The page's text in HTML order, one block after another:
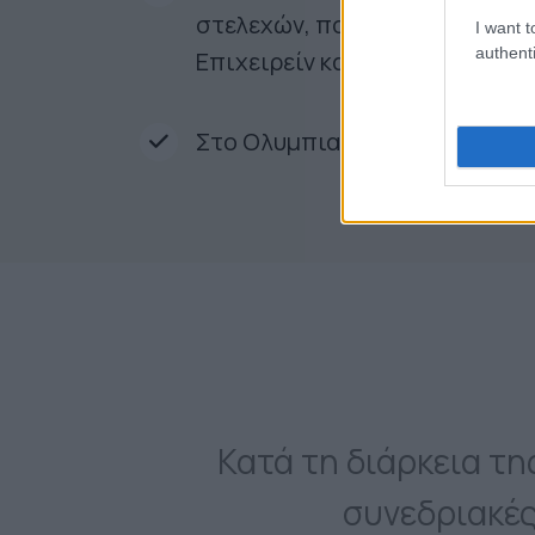
I want
στελεχών, που αναλύουν τις
Επιχειρείν και τη Στρατηγική
Στο Ολυμπιακό Γήπεδο
Κατά τη διάρκεια